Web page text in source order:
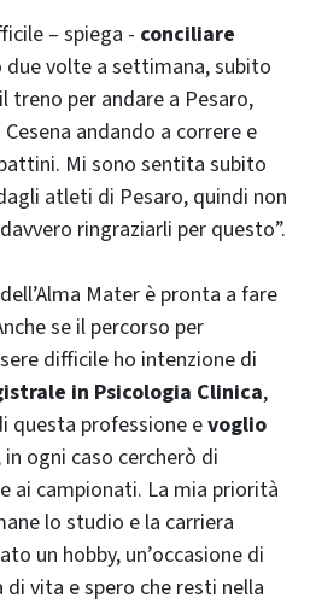
– spiega - conciliare
due volte a settimana, subito
treno per andare a Pesaro,
andando a correre e
Mi sono sentita subito
atleti di Pesaro, quindi non
ringraziarli per questo”.
Mater è pronta a fare
se il percorso per
difficile ho intenzione di
in Psicologia Clinica,
questa professione evoglio
in ogni caso cercherò di
ai campionati. La mia priorità
lo studio e la carriera
un hobby, un’occasione di
vita e spero che resti nella